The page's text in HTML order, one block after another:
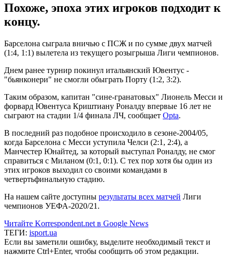
Похоже, эпоха этих игроков подходит к
концу.
Барселона сыграла вничью с ПСЖ и по сумме двух матчей
(1:4, 1:1) вылетела из текущего розыгрыша Лиги чемпионов.
Днем ранее турнир покинул итальянский Ювентус -
"бьянконери" не смогли обыграть Порту (1:2, 3:2).
Таким образом, капитан "сине-гранатовых" Лионель Месси и
форвард Ювентуса Криштиану Роналду впервые 16 лет не
сыграют на стадии 1/4 финала ЛЧ, сообщает Opta.
В последний раз подобное происходило в сезоне-2004/05,
когда Барселона с Месси уступила Челси (2:1, 2:4), а
Манчестер Юнайтед, за который выступал Роналду, не смог
справиться с Миланом (0:1, 0:1). С тех пор хотя бы один из
этих игроков выходил со своими командами в
четвертьфинальную стадию.
На нашем сайте доступны результаты всех матчей Лиги
чемпионов УЕФА-2020/21.
Читайте Korrespondent.net в Google News
ТЕГИ: isport.ua
Если вы заметили ошибку, выделите необходимый текст и
нажмите Ctrl+Enter, чтобы сообщить об этом редакции.